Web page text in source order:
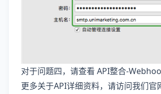
对于问题四，请查看 API整合-
更多关于API详细资料，请访问我们官